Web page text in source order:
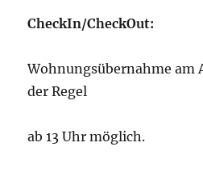
CheckIn/CheckOut:
Wohnungsübernahme am
der Regel
ab 13 Uhr möglich.